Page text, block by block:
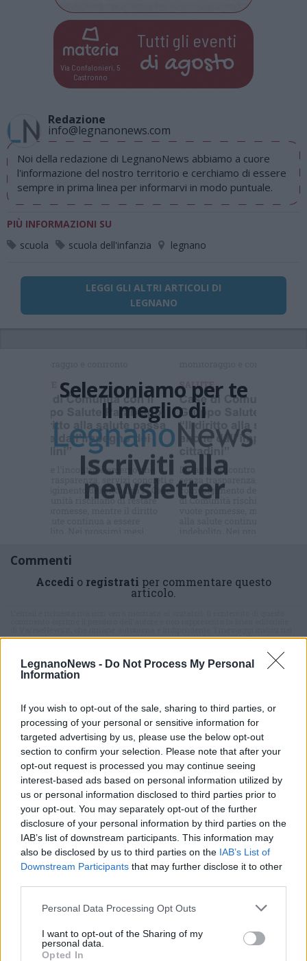
LegnanoNews - Do Not Process My Personal
Information
If you wish to opt-out of the sale, sharing to third parties, or
processing of your personal or sensitive information for
targeted advertising by us, please use the below opt-out
section to confirm your selection. Please note that after your
opt-out request is processed you may continue seeing
interest-based ads based on personal information utilized by
us or personal information disclosed to third parties prior to
your opt-out. You may separately opt-out of the further
disclosure of your personal information by third parties on the
IAB’s list of downstream participants. This information may
also be disclosed by us to third parties on the IAB’s List of
Downstream Participants that may further disclose it to other
Personal Data Processing Opt Outs
I want to opt-out of the Sharing of my
personal data.
Opted In
Via Confalonieri, 5
Castronno
Tutti gli eventi
di agosto
Redazione
info@legnanonews.com
Noi della redazione di LegnanoNews abbiamo a cuore
l'informazione del nostro territorio e cerchiamo di essere
sempre in prima linea per informarvi in modo puntuale.
PIÙ INFORMAZIONI SU
scuola
scuola dell'infanzia legnano
LEGGI GLI ALTRI ARTICOLI DI
LEGNANO
Selezioniamo per te
Il meglio di
Iscriviti alla
newsletter
Commenti
Accedi o registrati per commentare questo
articolo.
commenti non sono testi giornalistici, ma post inviati dai singoli lettori che
che includano uno o più link a siti esterni verranno rimossi in automatico dal
sistema.
ALTRE NOTIZIE DI LEGNANO